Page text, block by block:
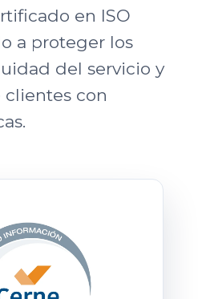
en ISO
a proteger los
del servicio y
clientes con